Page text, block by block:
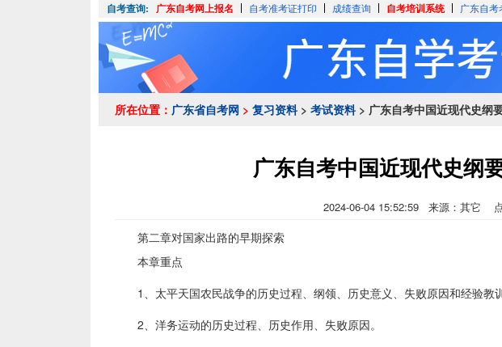
自考查询: 广东自考网上报名 自考准考证打印 成绩查询 自考培训系统 广东自
所在位置： 广东省自考网 > 复习资料> 考试资料> 广东自考中国近现代史纲
广东自考中国近现代史纲
2024-06-04 15:52:59 来源：其它
第二章对国家出路的早期探索
本章重点
1、太平天国农民战争的历史过程、纲领、历史意义、失败原因和经验教训
2、洋务运动的历史过程、历史作用、失败原因。